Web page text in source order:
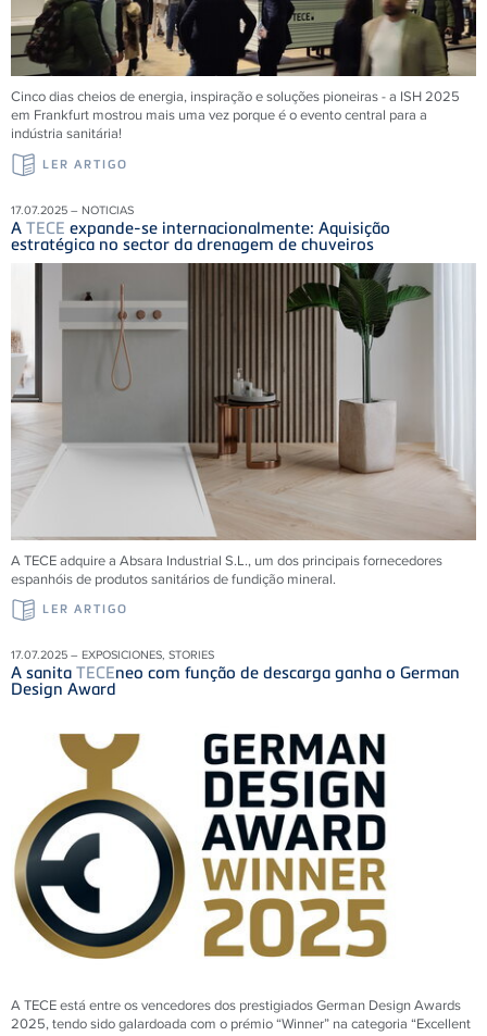
Cinco dias cheios de energia, inspiração e soluções pioneiras - a ISH 2025
em Frankfurt mostrou mais uma vez porque é o evento central para a
indústria sanitária!
LER ARTIGO
17.07.2025 – NOTICIAS
A TECE expande-se internacionalmente: Aquisição
estratégica no sector da drenagem de chuveiros
A TECE adquire a Absara Industrial S.L., um dos principais fornecedores
espanhóis de produtos sanitários de fundição mineral.
LER ARTIGO
17.07.2025 – EXPOSICIONES, STORIES
A sanita TECEneo com função de descarga ganha o German
Design Award
A TECE está entre os vencedores dos prestigiados German Design Awards
2025, tendo sido galardoada com o prémio “Winner” na categoria “Excellent